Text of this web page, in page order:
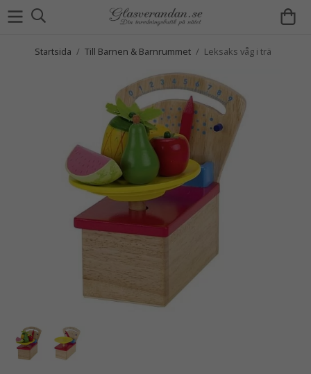
Startsida / Till Barnen & Barnrummet / Leksaks våg i trä